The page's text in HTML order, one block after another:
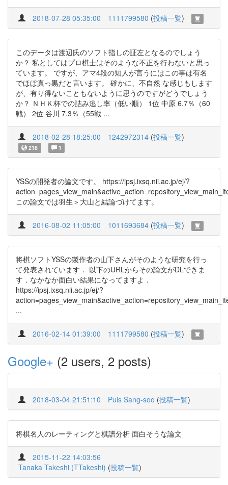
2018-07-28 05:35:00 1111799580 (投稿一覧)
このデータは渡辺氏のソフト指しの証左となるのでしょう
か？ 私としてはプロ棋士はそのような不正を行わないと思っ
ています。 ですが、アマ4段の知人が言うにはこの事は有名
でほぼ真っ黒だと言います。 確かに、不自然 な感じもします
が、有り得ないこともないように思うのですがどうでしょう
か？ ＮＨＫ杯での詰み逃し率（低い順） 1位 中原 6.7％（60
戦） 2位 谷川 7.3％（55戦 ...
2018-02-28 18:25:00 1242972314 (投稿一覧)
218 1
YSSの開発者の論文です。 https://ipsj.ixsq.nii.ac.jp/ej/?
この論文では羽生＞大山と結論づけてます。
2016-08-02 11:05:00 1011693684 (投稿一覧)
将棋ソフトYSSの製作者の山下さんがそのような研究を行っ
て発表されています． 以下のURLからその論文がDLできま
す．なかなか面白い結果になってますよ．
https://ipsj.ixsq.nii.ac.jp/ej/?
...
2016-02-14 01:39:00 1111799580 (投稿一覧)
Google+ (2 users, 2 posts)
2018-03-04 21:51:10 Puis Sang-soo (投稿一覧)
将棋名人のレーティングと棋譜分析 面白そうな論文
2015-11-22 14:03:56
Tanaka Takeshi (TTakeshi) (投稿一覧)